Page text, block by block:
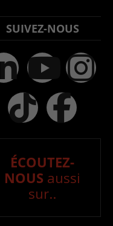
SUIVEZ-NOUS
ÉCOUTEZ-
NOUS aussi
sur..